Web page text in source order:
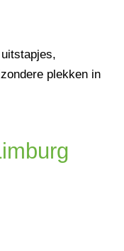
plekken in